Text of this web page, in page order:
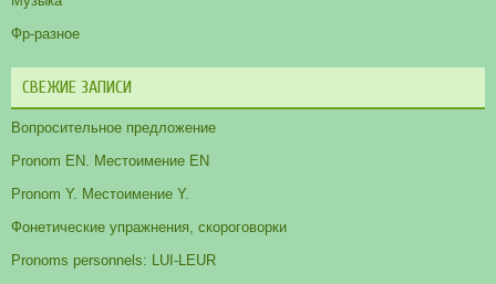
Фр-разное
СВЕЖИЕ ЗАПИСИ
Вопросительное предложение
Pronom EN. Местоимение EN
Pronom Y. Местоимение Y.
Фонетические упражнения, скороговорки
Pronoms personnels: LUI-LEUR